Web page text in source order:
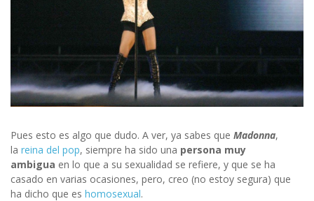
Pues esto es algo que dudo. A ver, ya sabes que Madonna,
la reina del pop, siempre ha sido una persona muy
ambigua en lo que a su sexualidad se refiere, y que se ha
casado en varias ocasiones, pero, creo (no estoy segura) que
ha dicho que es homosexual.